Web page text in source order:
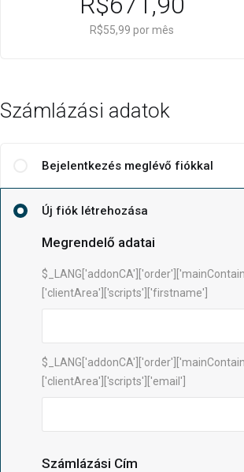
R$55,99 por mês
Számlázási adatok
Bejelentkezés meglévő fiókkal
Új fiók létrehozása
Megrendelő adatai
['clientArea']['scripts']['firstname']
['clientArea']['scripts']['email']
Számlázási Cím